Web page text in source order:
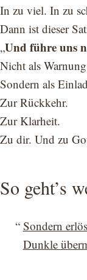
In zu viel. In zu
Dann ist dieser
„Und führe uns
Nicht als
Sondern als
Zur Rückkehr.
Zur Klarheit.
Zu dir. Und zu
So geht’s
Sondern
Dunkle